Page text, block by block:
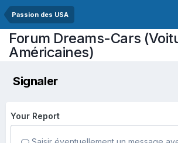
Passion des USA
Forum Dreams-Cars
Américaines)
Signaler
Your Report